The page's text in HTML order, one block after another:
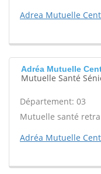
Adrea Mutuelle
Adréa Mutuelle
Mutuelle Santé
Département: 03
Mutuelle santé
Adréa Mutuelle